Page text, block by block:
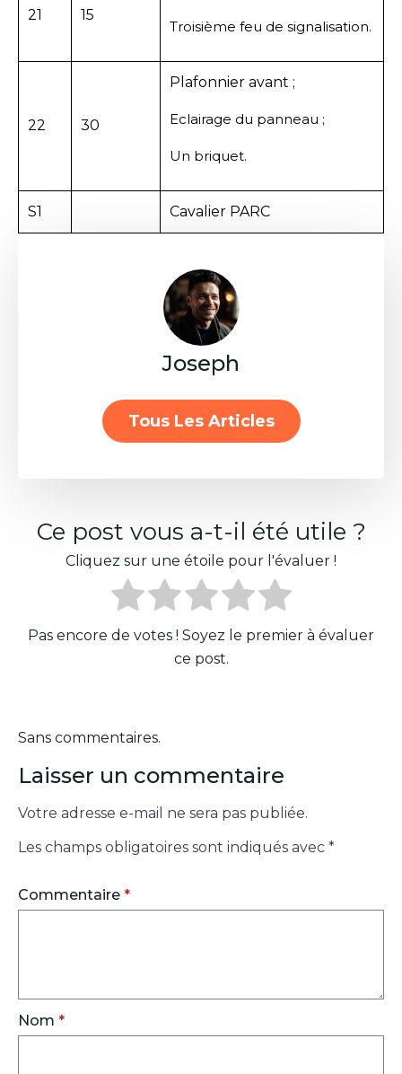
21 15
Troisième feu de signalisation.
22 30
Plafonnier avant ;
Eclairage du panneau ;
Un briquet.
S1 Cavalier PARC
Joseph
Tous Les Articles
Ce post vous a-t-il été utile ?
Cliquez sur une étoile pour l'évaluer !
Pas encore de votes ! Soyez le premier à évaluer
ce post.
Sans commentaires.
Laisser un commentaire
Votre adresse e-mail ne sera pas publiée.
Les champs obligatoires sont indiqués avec *
Commentaire *
Nom *